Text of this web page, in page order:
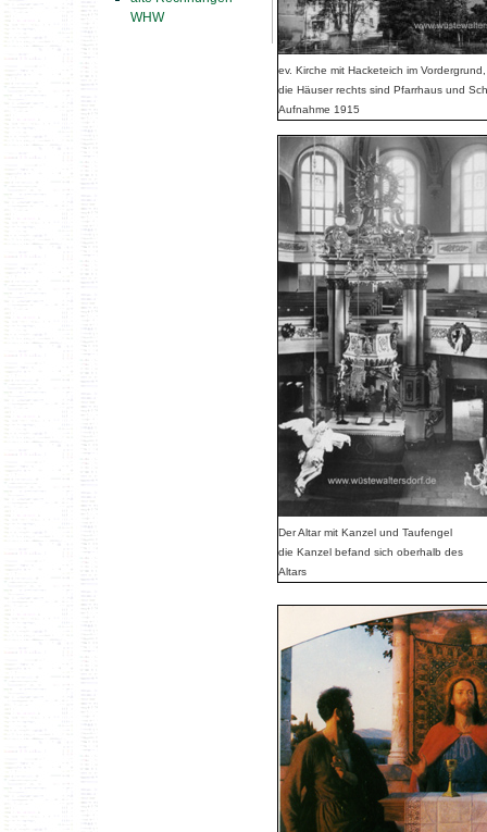
WHW
ev. Kirche mit Hacketeich im Vordergrund,
die Häuser rechts sind Pfarrhaus und
Aufnahme 1915
Der Altar mit Kanzel und Taufengel
die Kanzel befand sich oberhalb des
Altars